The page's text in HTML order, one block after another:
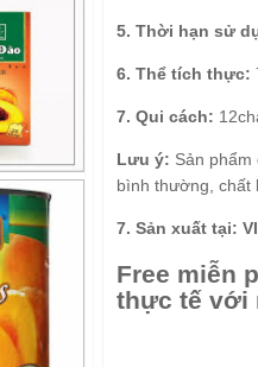
5. Thời hạn sử
6. Thể tích thực:
7. Qui cách:
Lưu ý: Sản
bình thường, chất
7. Sản xuất tại:
Free miễn
thực tế với